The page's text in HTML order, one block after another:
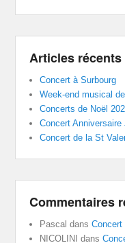
Articles récents
Concert à Surbourg
Week-end musical
Concerts de Noël
Concert Anniversaire
Concert de la St
Commentaires
Pascal dansConcert
NICOLINI
dans